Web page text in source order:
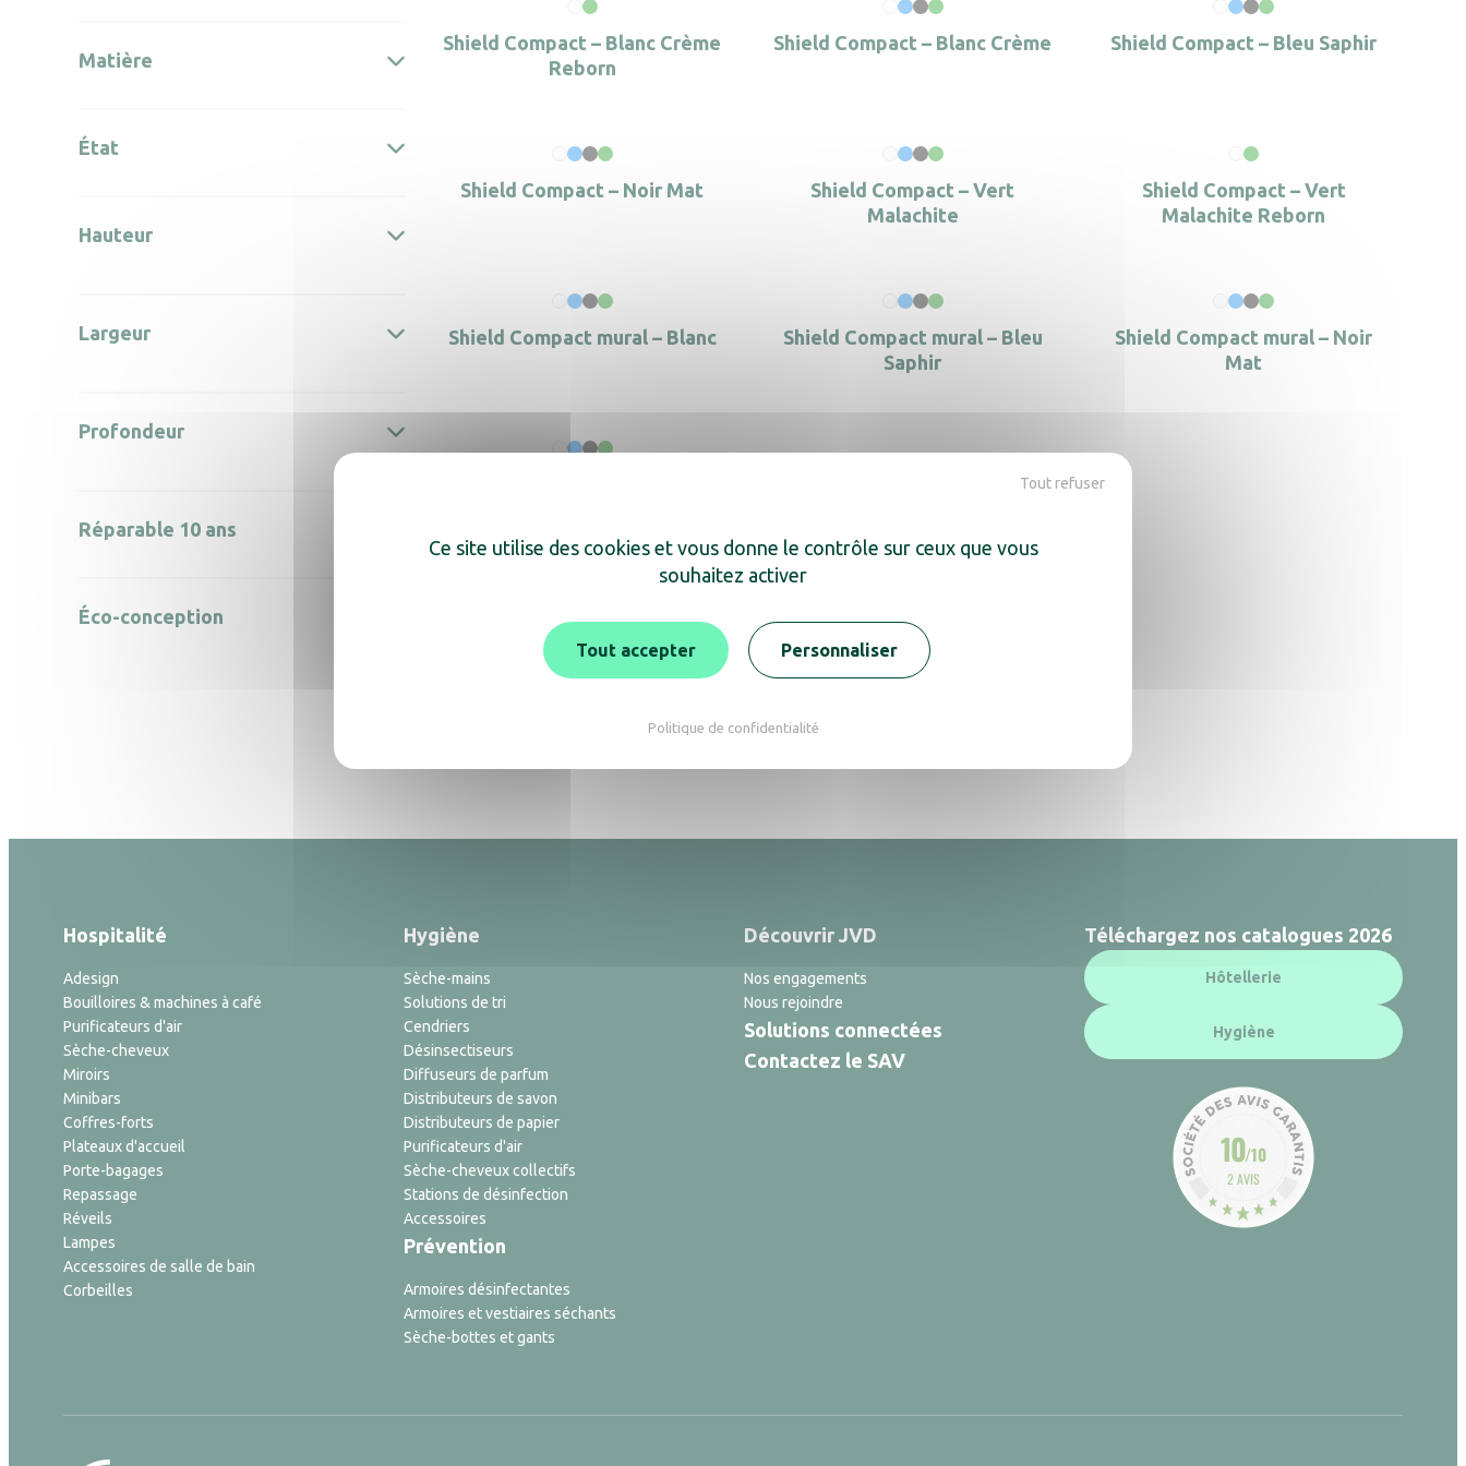
Shield Compact – Blanc Crème
Reborn
Shield Compact – Blanc Crème Shield Compact – Bleu Saphir
Shield Compact – Noir Mat
Shield Compact – Vert
Malachite
Shield Compact – Vert
Malachite Reborn
Shield Compact mural – Blanc
Shield Compact mural – Bleu
Saphir
Shield Compact mural – Noir
Mat
Smart HEPA Filter – Shield
Matière
État
Hauteur
Largeur
Profondeur
Réparable 10 ans
Éco-conception
Hospitalité
Adesign
Bouilloires & machines à café
Purificateurs d'air
Sèche-cheveux
Miroirs
Minibars
Coffres-forts
Plateaux d'accueil
Porte-bagages
Repassage
Réveils
Lampes
Accessoires de salle de bain
Corbeilles
Hygiène
Sèche-mains
Solutions de tri
Cendriers
Désinsectiseurs
Diffuseurs de parfum
Distributeurs de savon
Distributeurs de papier
Purificateurs d'air
Sèche-cheveux collectifs
Stations de désinfection
Accessoires
Prévention
Armoires désinfectantes
Armoires et vestiaires séchants
Sèche-bottes et gants
Découvrir JVD
Nos engagements
Nous rejoindre
Solutions connectées
Contactez le SAV
Téléchargez nos catalogues 2026
Hôtellerie
Hygiène
10/10
2 AVIS
Ce site utilise des cookies et vous donne le contrôle sur ceux que vous
souhaitez activer
Tout accepter
Tout refuser
Personnaliser
Politique de confidentialité